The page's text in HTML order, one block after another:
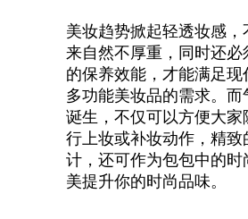
美妆趋势掀起轻透妆感，
来自然不厚重，同时还
的保养效能，才能满足
多功能美妆品的需求。而
诞生，不仅可以方便大
行上妆或补妆动作，精致
计，还可作为包包中的
美提升你的时尚品味。